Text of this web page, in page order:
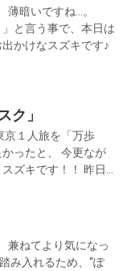
薄暗いですね…。
」と言う事で、本日は
かけなスズキです♪
ク」
京１人旅を「万歩
ったと、 今更なが
ズキです！！ 昨日...
兼ねてより気になっ
み入れるため、“ぽ